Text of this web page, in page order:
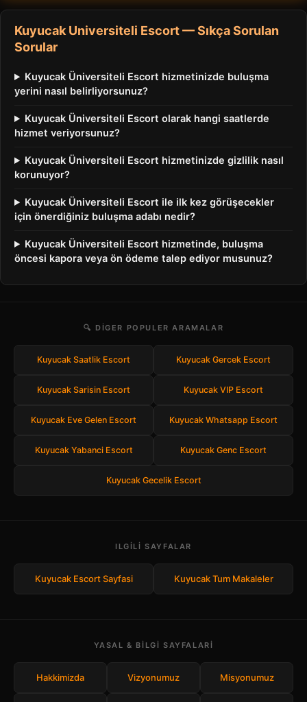
Kuyucak Universiteli Escort — Sıkça Sorulan
Sorular
Kuyucak Üniversiteli Escort hizmetinizde buluşma
yerini nasıl belirliyorsunuz?
Kuyucak Üniversiteli Escort olarak hangi saatlerde
hizmet veriyorsunuz?
Kuyucak Üniversiteli Escort hizmetinizde gizlilik nasıl
korunuyor?
Kuyucak Üniversiteli Escort ile ilk kez görüşecekler
için önerdiğiniz buluşma adabı nedir?
Kuyucak Üniversiteli Escort hizmetinde, buluşma
öncesi kapora veya ön ödeme talep ediyor musunuz?
🔍 DIGER POPULER ARAMALAR
Kuyucak Saatlik Escort Kuyucak Gercek Escort
Kuyucak Sarisin Escort Kuyucak VIP Escort
Kuyucak Eve Gelen Escort Kuyucak Whatsapp Escort
Kuyucak Yabanci Escort Kuyucak Genc Escort
Kuyucak Gecelik Escort
ILGILI SAYFALAR
Kuyucak Escort Sayfasi Kuyucak Tum Makaleler
YASAL & BILGI SAYFALARI
Hakkimizda Vizyonumuz Misyonumuz